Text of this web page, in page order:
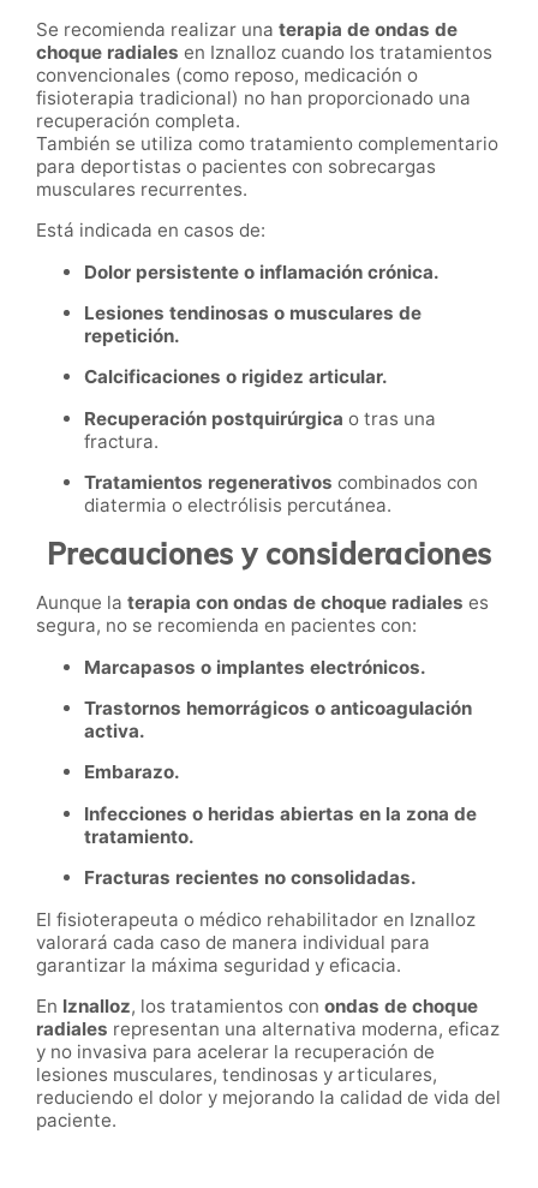
Se recomienda realizar una terapia de ondas de
choque radiales en Iznalloz cuando los tratamientos
convencionales (como reposo, medicación o
fisioterapia tradicional) no han proporcionado una
recuperación completa.
También se utiliza como tratamiento complementario
para deportistas o pacientes con sobrecargas
musculares recurrentes.
Está indicada en casos de:
Dolor persistente o inflamación crónica.
Lesiones tendinosas o musculares de
repetición.
Calcificaciones o rigidez articular.
Recuperación postquirúrgica o tras una
fractura.
Tratamientos regenerativos combinados con
diatermia o electrólisis percutánea.
Precauciones y consideraciones
Aunque la terapia con ondas de choque radiales es
segura, no se recomienda en pacientes con:
Marcapasos o implantes electrónicos.
Trastornos hemorrágicos o anticoagulación
activa.
Embarazo.
Infecciones o heridas abiertas en la zona de
tratamiento.
Fracturas recientes no consolidadas.
El fisioterapeuta o médico rehabilitador en Iznalloz
valorará cada caso de manera individual para
garantizar la máxima seguridad y eficacia.
En Iznalloz, los tratamientos con ondas de choque
radiales representan una alternativa moderna, eficaz
y no invasiva para acelerar la recuperación de
lesiones musculares, tendinosas y articulares,
reduciendo el dolor y mejorando la calidad de vida del
paciente.